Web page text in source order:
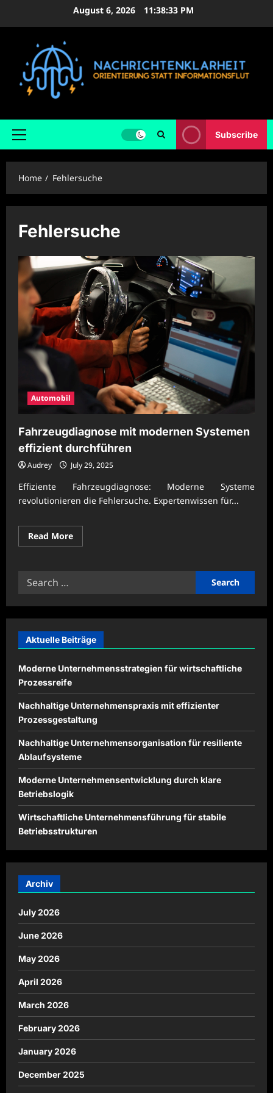
August 6, 2026 11:38:34 PM
Primary
Subscribe
Home Fehlersuche
Fehlersuche
Automobil
Fahrzeugdiagnose mit modernen Systemen
effizient durchführen
Audrey July 29, 2025
Effiziente Fahrzeugdiagnose: Moderne Systeme
revolutionieren die Fehlersuche. Expertenwissen für...
Read MoreRead
more
Search
Aktuelle Beiträge
Moderne Unternehmensstrategien für wirtschaftliche
Prozessreife
Nachhaltige Unternehmenspraxis mit effizienter
Prozessgestaltung
Nachhaltige Unternehmensorganisation für resiliente
Ablaufsysteme
Moderne Unternehmensentwicklung durch klare
Betriebslogik
Wirtschaftliche Unternehmensführung für stabile
Betriebsstrukturen
Archiv
July 2026
June 2026
May 2026
April 2026
March 2026
February 2026
January 2026
December 2025